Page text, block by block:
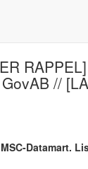
//
Datamart.